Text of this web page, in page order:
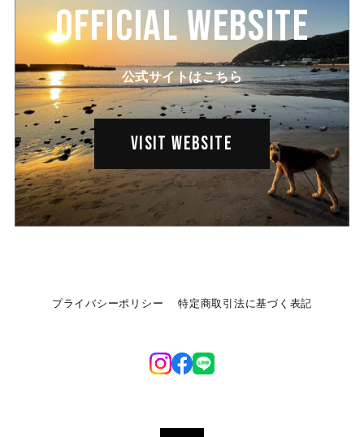
OFFICIAL WEBSITE
公式サイトはこちら
VISIT WEBSITE
プライバシーポリシー 特定商取引法に基づく表記